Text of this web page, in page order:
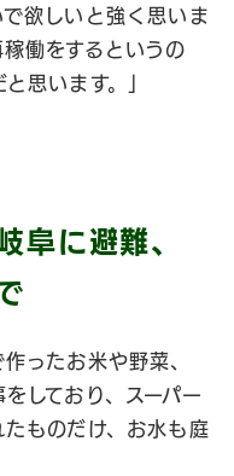
欲しいと強く思いま
働をするというの
思います。」
阜に避難、
ったお米や野菜、
しており、スーパー
ものだけ、お水も庭